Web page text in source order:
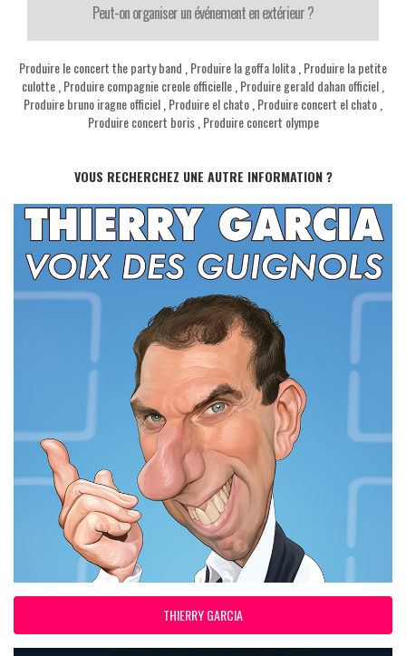
Peut-on organiser un événement en extérieur ?
Produire le concert the party band Produire la goffa lolita Produire la petite
culotte Produire compagnie creole officielle Produire gerald dahan officiel
Produire bruno iragne officiel Produire el chato Produire concert el chato
Produire concert boris, Produire concert olympe
VOUS RECHERCHEZ UNE AUTRE INFORMATION ?
THIERRY GARCIA